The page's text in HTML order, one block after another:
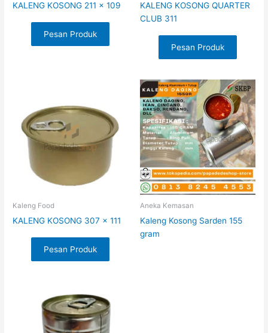
KALENG KOSONG 211 x 109
Pesan Produk
KALENG KOSONG QUARTER
CLUB 311
Pesan Produk
Kaleng Food
KALENG KOSONG 307 x 111
Pesan Produk
Aneka Kemasan
Kaleng Kosong Sarden 155
gram